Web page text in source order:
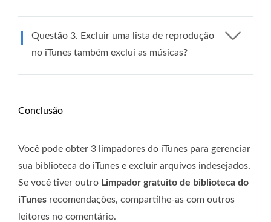
Questão 3. Excluir uma lista de reprodução
no iTunes também exclui as músicas?
Conclusão
Você pode obter 3 limpadores do iTunes para gerenciar
sua biblioteca do iTunes e excluir arquivos indesejados.
Se você tiver outro Limpador gratuito de biblioteca do
iTunes recomendações, compartilhe-as com outros
leitores no comentário.